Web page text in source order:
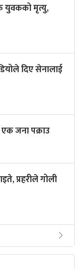
युवकको मृत्यु,
दिए सेनालाई
जना पक्राउ
प्रहरीले गोली